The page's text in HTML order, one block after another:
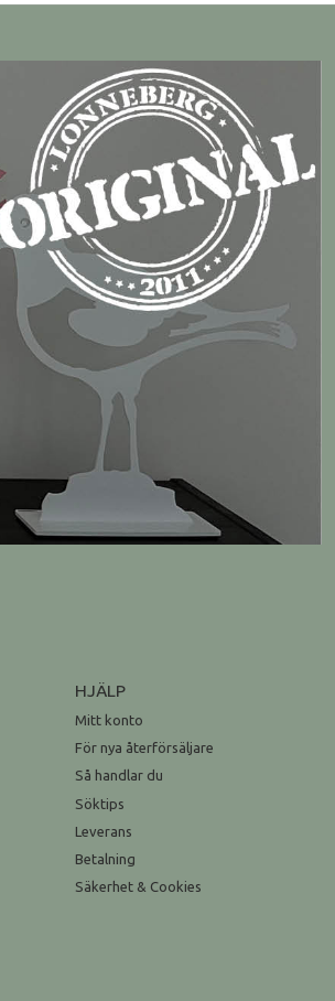
HJÄLP
Mitt konto
För nya återförsäljare
Så handlar du
Söktips
Leverans
Betalning
Säkerhet & Cookies